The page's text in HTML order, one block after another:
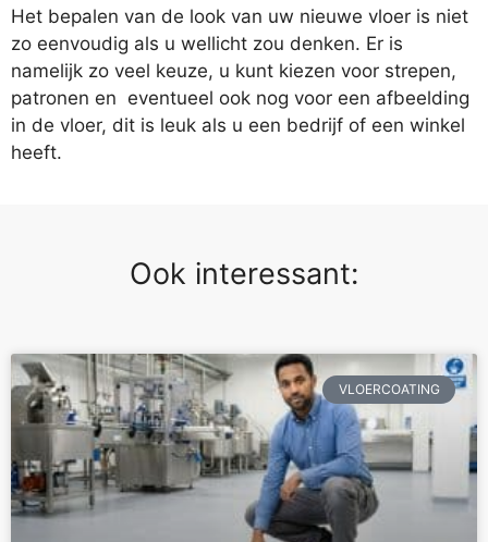
Het bepalen van de look van uw nieuwe vloer is niet
zo eenvoudig als u wellicht zou denken. Er is
namelijk zo veel keuze, u kunt kiezen voor strepen,
patronen en eventueel ook nog voor een afbeelding
in de vloer, dit is leuk als u een bedrijf of een winkel
heeft.
Ook interessant:
VLOERCOATING